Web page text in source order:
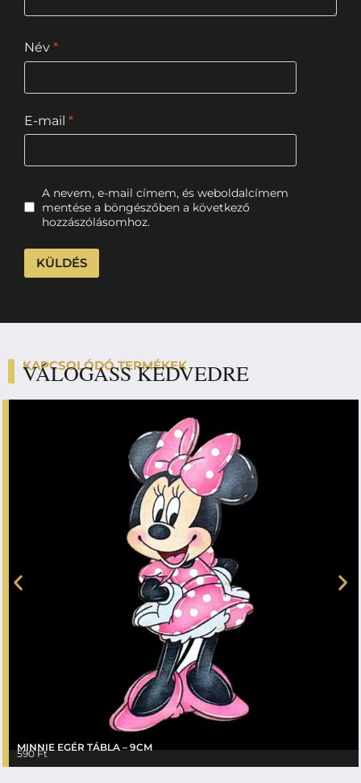
Név *
E-mail *
A nevem, e-mail címem, és weboldalcímem
mentése a böngészőben a következő
hozzászólásomhoz.
KAPCSOLÓDÓ TERMÉKEK
VÁLOGASS KEDVEDRE
MINNIE EGÉR TÁBLA – 9CM
590Ft